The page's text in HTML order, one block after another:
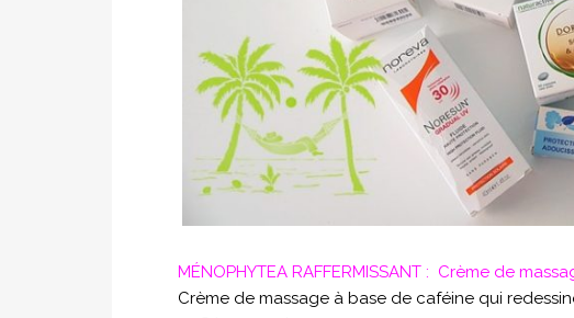
MÉNOPHYTEA RAFFERMISSANT : Crème de
Crème de massage à base de caféine qui